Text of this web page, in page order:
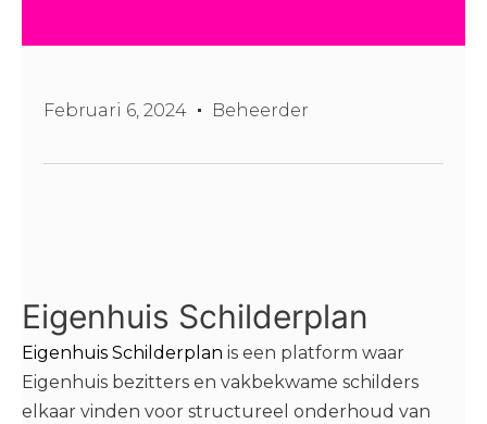
Februari 6, 2024 Beheerder
Eigenhuis Schilderplan
Eigenhuis Schilderplan is een platform waar
Eigenhuis bezitters en vakbekwame schilders
elkaar vinden voor structureel onderhoud van